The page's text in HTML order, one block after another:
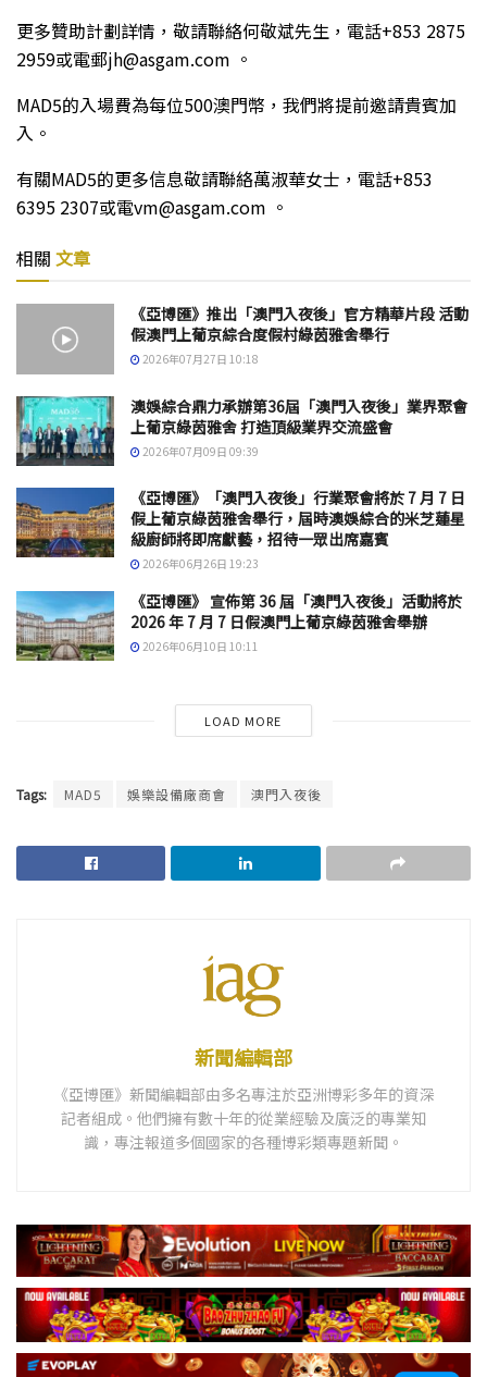
更多贊助計劃詳情，敬請聯絡何敬斌先生，電話+853 2875
2959或電郵jh@asgam.com 。
MAD5的入場費為每位500澳門幣，我們將提前邀請貴賓加
入。
有關MAD5的更多信息敬請聯絡萬淑華女士，電話+853
6395 2307或電vm@asgam.com 。
相關 文章
《亞博匯》推出「澳門入夜後」官方精華片段 活動
假澳門上葡京綜合度假村綠茵雅舍舉行
2026年07月27日 10:18
澳娛綜合鼎力承辦第36屆「澳門入夜後」業界聚會
上葡京綠茵雅舍 打造頂級業界交流盛會
2026年07月09日 09:39
《亞博匯》「澳門入夜後」行業聚會將於 7 月 7 日
假上葡京綠茵雅舍舉行，屆時澳娛綜合的米芝蓮星
級廚師將即席獻藝，招待一眾出席嘉賓
2026年06月26日 19:23
《亞博匯》 宣佈第 36 屆「澳門入夜後」活動將於
2026 年 7 月 7 日假澳門上葡京綠茵雅舍舉辦
2026年06月10日 10:11
LOAD MORE
Tags: MAD5 娛樂設備廠商會 澳門入夜後
新聞編輯部
《亞博匯》新聞編輯部由多名專注於亞洲博彩多年的資深
記者組成。他們擁有數十年的從業經驗及廣泛的專業知
識，專注報道多個國家的各種博彩類專題新聞。